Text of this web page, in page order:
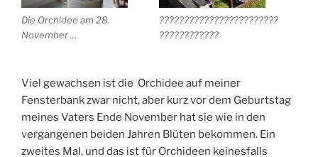
Die Orchidee am 28.
November …
????????????????????????
????????????
Viel gewachsen ist die Orchidee auf meiner
Fensterbank zwar nicht, aber kurz vor dem Geburtstag
meines Vaters Ende November hat sie wie in den
vergangenen beiden Jahren Blüten bekommen. Ein
zweites Mal, und das ist für Orchideen keinesfalls